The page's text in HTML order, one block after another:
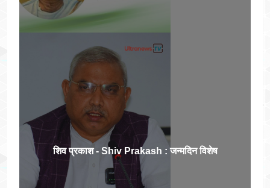
शिव प्रकाश - Shiv Prakash : जन्मदिन विशेष